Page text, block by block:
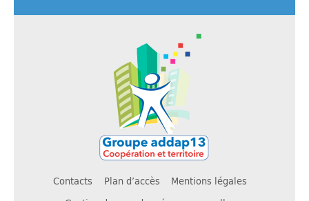
Contacts Plan d’accès
Mentions légales